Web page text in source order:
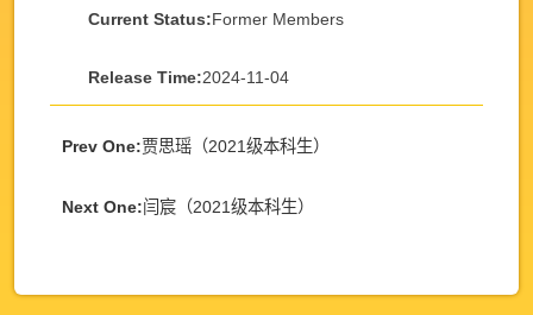
Current Status:Former Members
Release Time:2024-11-04
Prev One:贾思瑶（2021级本科生）
Next One:闫宸（2021级本科生）